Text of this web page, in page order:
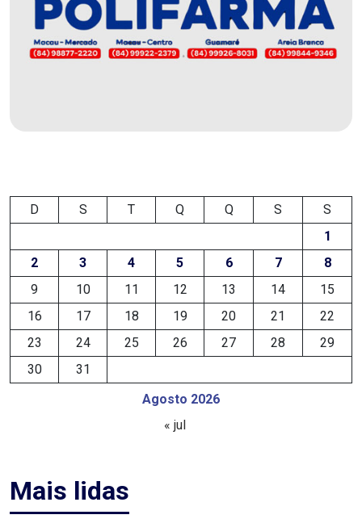
NEWS
FANEX
FESTA
DO
SAL
2025
FINANCEIRO
FOLIA
FUTSAL
Agosto 2026
D S T Q Q S
S
1
2
3 4 5 6 7
8
9
10 11 12 13 14
15
16
17 18 19 20 21
22
23
24 25 26 27 28
29
30
31
« jul
Mais lidas